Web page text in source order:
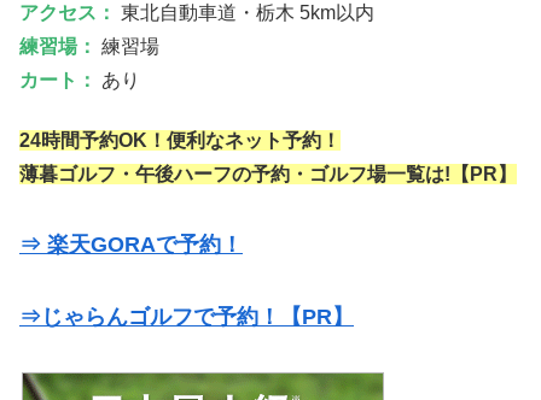
アクセス： 東北自動車道・栃木 5km以内
練習場： 練習場
カート：
あり
24時間予約OK！便利なネット予約！
薄暮ゴルフ・午後ハーフの予約・ゴルフ場一覧は!【PR】
⇒ 楽天GORAで予約！
⇒じゃらんゴルフで予約！【PR】